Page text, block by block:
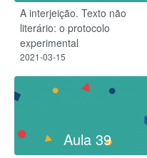
A interjeição. Texto não
literário: o protocolo
experimental
2021-03-15
Aula 39